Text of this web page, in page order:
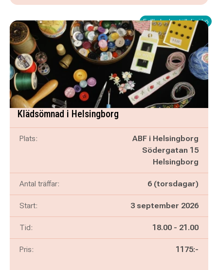
Fullbokad - ställ dig i kö
Klädsömnad i Helsingborg
Plats:
ABF i Helsingborg
Södergatan 15
Helsingborg
Antal träffar: 6 (torsdagar)
Start: 3 september 2026
Tid: Pågår mellan
18.00 - och
21.00
Pris: 1175:-